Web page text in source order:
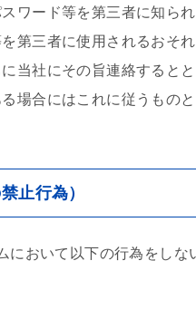
ワード等を第三者に知られ
第三者に使用されるおそ
当社にその旨連絡すると
場合にはこれに従うものと
止行為）
において以下の行為をしな